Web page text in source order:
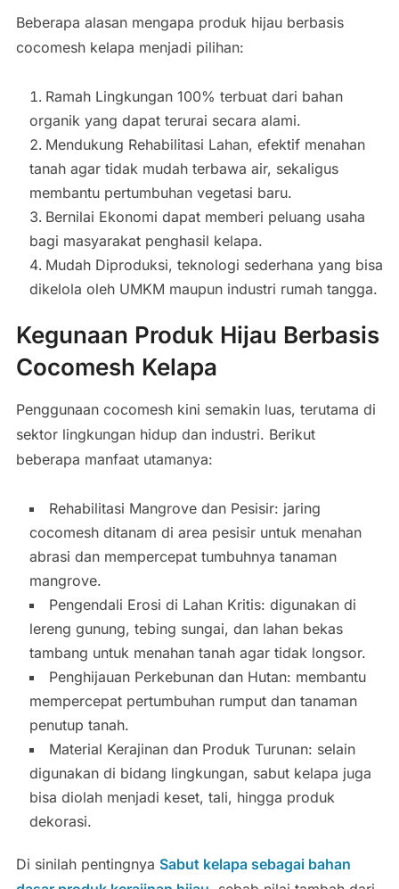
Beberapa alasan mengapa produk hijau berbasis
cocomesh kelapa menjadi pilihan:
Ramah Lingkungan 100% terbuat dari bahan
organik yang dapat terurai secara alami.
Mendukung Rehabilitasi Lahan, efektif menahan
tanah agar tidak mudah terbawa air, sekaligus
membantu pertumbuhan vegetasi baru.
Bernilai Ekonomi dapat memberi peluang usaha
bagi masyarakat penghasil kelapa.
Mudah Diproduksi, teknologi sederhana yang bisa
dikelola oleh UMKM maupun industri rumah tangga.
Kegunaan Produk Hijau Berbasis
Cocomesh Kelapa
Penggunaan cocomesh kini semakin luas, terutama di
sektor lingkungan hidup dan industri. Berikut
beberapa manfaat utamanya:
Rehabilitasi Mangrove dan Pesisir: jaring
cocomesh ditanam di area pesisir untuk menahan
abrasi dan mempercepat tumbuhnya tanaman
mangrove.
Pengendali Erosi di Lahan Kritis: digunakan di
lereng gunung, tebing sungai, dan lahan bekas
tambang untuk menahan tanah agar tidak longsor.
Penghijauan Perkebunan dan Hutan: membantu
mempercepat pertumbuhan rumput dan tanaman
penutup tanah.
Material Kerajinan dan Produk Turunan: selain
digunakan di bidang lingkungan, sabut kelapa juga
bisa diolah menjadi keset, tali, hingga produk
dekorasi.
Di sinilah pentingnya Sabut kelapa sebagai bahan